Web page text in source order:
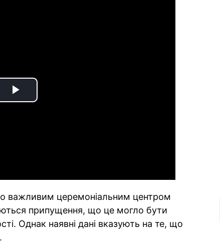
Play
важливим церемоніальним центром
припущення, що це могло бути
Однак наявні дані вказують на те, що